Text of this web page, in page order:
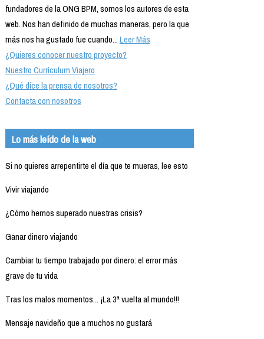
fundadores de la ONG BPM, somos los autores de esta
web. Nos han definido de muchas maneras, pero la que
más nos ha gustado fue cuando...Leer Más
¿Quieres conocer nuestro proyecto?
Nuestro Currículum Viajero
¿Qué dice la prensa de nosotros?
Contacta con nosotros
Lo más leído de la web
Si no quieres arrepentirte el día que te mueras, lee esto
Vivir viajando
¿Cómo hemos superado nuestras crisis?
Ganar dinero viajando
Cambiar tu tiempo trabajado por dinero: el error más
grave de tu vida
Tras los malos momentos... ¡La 3ª vuelta al mundo!!!
Mensaje navideño que a muchos no gustará